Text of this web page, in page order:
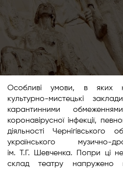
Особливі умови, в яких
культурно-мистецькі
карантинними
коронавірусної інфекції,
діяльності Чернігівського
українського музично-
ім. Т.Г. Шевченка. Попри ці
склад театру напружено